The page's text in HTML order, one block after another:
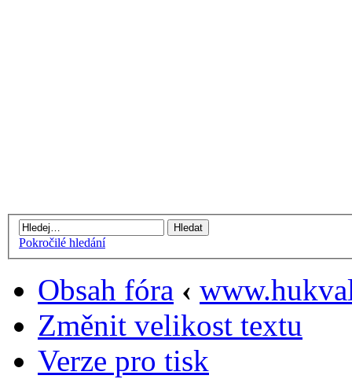
Pokročilé hledání
Obsah fóra ‹
Změnit velikost textu
Verze pro tisk